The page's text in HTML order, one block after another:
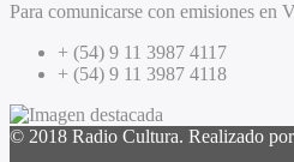
Para comunicarse con emisiones en
+ (54) 9 11 3987 4117
+ (54) 9 11 3987 4118
© 2018 Radio Cultura. Realizado por